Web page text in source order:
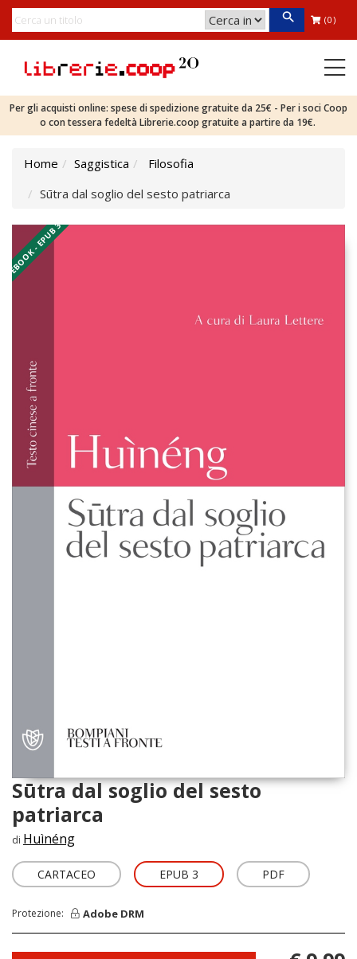
(0)
Per gli acquisti online: spese di spedizione gratuite da 25€ - Per i soci Coop
o con tessera fedeltà Librerie.coop gratuite a partire da 19€.
Home Saggistica
Filosofia
Sūtra dal soglio del sesto patriarca
EBOOK - EPUB 3
Sūtra dal soglio del sesto
patriarca
di Huìnéng
CARTACEO EPUB 3 PDF
Protezione: Adobe DRM